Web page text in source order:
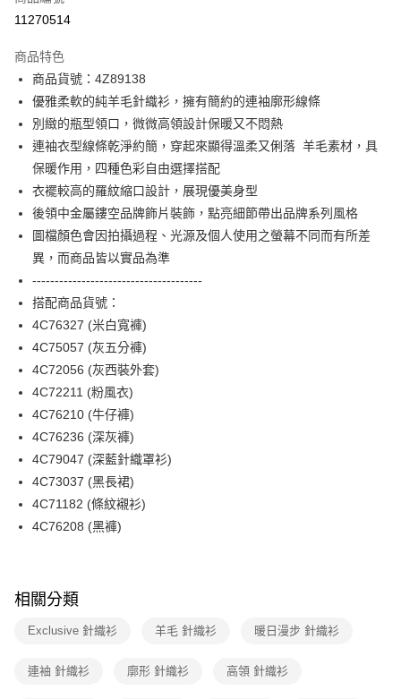
信用卡分期付款
合作金庫商業銀行
華南商業銀行
上海商業儲蓄銀行
台北富邦商業銀行
國泰世華商業銀行
兆豐國際商業銀行
臺灣中小企業銀行
台中商業銀行
匯豐（台灣）商業銀行
聯邦商業銀行
遠東國際商業銀行
元大商業銀行
永豐商業銀行
玉山商業銀行
星展（台灣）商業銀行
台新國際商業銀行
中國信託商業銀行
台灣樂天信用卡公司
LINE Pay
Apple Pay
街口支付
AFTEE先享後付
相關說明
【關於「AFTEE先享後付」】
AFTEE先享後付是「在收到商品之後才付款」的支付方式。 讓您購物簡單
便利好安心！
１．簡單：不需註冊會員、不需綁卡、不需儲值。
２．便利：只要手機號碼，簡訊認證，即可結帳。
【「AFTEE先享後付」結帳流程】
１．於結帳方式選擇「AFTEE先享後付」後，將跳轉至「AFTEE先享後付」
結帳頁面，進行簡訊認證並確認金額後，即可完成結帳。
２．訂單成立數日內，您將收到繳費通知簡訊。
３．收到繳費通知簡訊後14天內，點擊此簡訊中的連結，可透過四大超商／
ATM／網路銀行／等多元方式進行付款，方視為交易完成。
※ 請注意：結帳手續完成當下不需立刻繳費，但若您需要取消訂單，請聯絡
購買商品的店家。未經商家同意取消之訂單仍視為有效，需透過AFTEE先享
後付繳納相關費用。
※ 交易是否成功請以「AFTEE先享後付 」之結帳頁面顯示為準，若有關於
是否繳費成功／繳費後需取消欲退款等相關疑問，請聯繫「AFTEE先享後付
客戶支援中心」https://netprotections.freshdesk.com/support/home
【注意事項】
２．關於個人資料處理事宜，請瀏覽以下網址：
３．未成年的使用者請事先徵得法定代理人或監護人之同意方可使用
任。
４．使用「AFTEE先享後付」時，將依據個別帳號之用戶狀況，依本公司即
付款後全家FamilyMart取貨
每筆NT$90，滿NT$3,600(含以上)免運費
付款後7-11取貨
每筆NT$90，滿NT$3,600(含以上)免運費
黑貓宅配
每筆NT$90，滿NT$3,600(含以上)免運費
離島宅配 (蘭嶼恕不配送)
每筆NT$200，滿NT$8,000(含以上)免運費
付款後門市自取
11270514
商品特色
商品貨號：4Z89138
優雅柔軟的純羊毛針織衫，擁有簡約的連袖廓形線條
別緻的瓶型領口，微微高領設計保暖又不悶熱
連袖衣型線條乾淨約簡，穿起來顯得溫柔又俐落 羊毛素材，具
保暖作用，四種色彩自由選擇搭配
衣襬較高的羅紋縮口設計，展現優美身型
後領中金屬鏤空品牌飾片裝飾，點亮細節帶出品牌系列風格
圖檔顏色會因拍攝過程、光源及個人使用之螢幕不同而有所差
異，而商品皆以實品為準
--------------------------------------
搭配商品貨號：
4C76327 (米白寬褲)
4C75057 (灰五分褲)
4C72056 (灰西裝外套)
4C72211 (粉風衣)
4C76210 (牛仔褲)
4C76236 (深灰褲)
4C79047 (深藍針織罩衫)
4C73037 (黑長裙)
4C71182 (條紋襯衫)
4C76208 (黑褲)
相關分類
Exclusive 針織衫 羊毛 針織衫 暖日漫步 針織衫
連袖 針織衫 廓形 針織衫 高領 針織衫